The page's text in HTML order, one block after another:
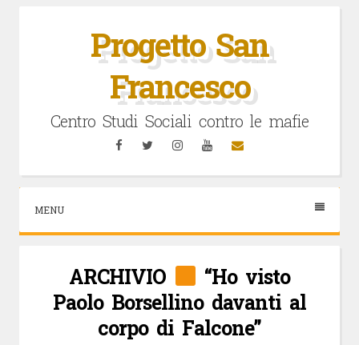
Progetto San
Francesco
Centro Studi Sociali contro le mafie
FacebookTwitterInstagramYouTubeEmail
MENU
ARCHIVIO
“Ho visto
Paolo Borsellino davanti al
corpo di Falcone”